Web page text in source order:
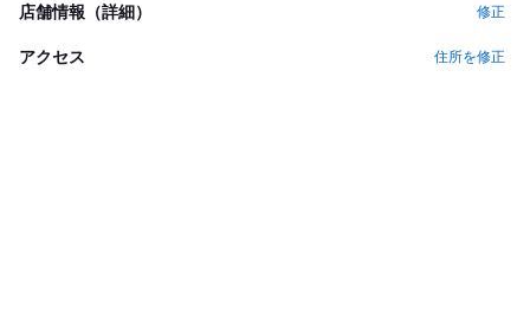
店舗情報（詳細） 修正
アクセス 住所を修正